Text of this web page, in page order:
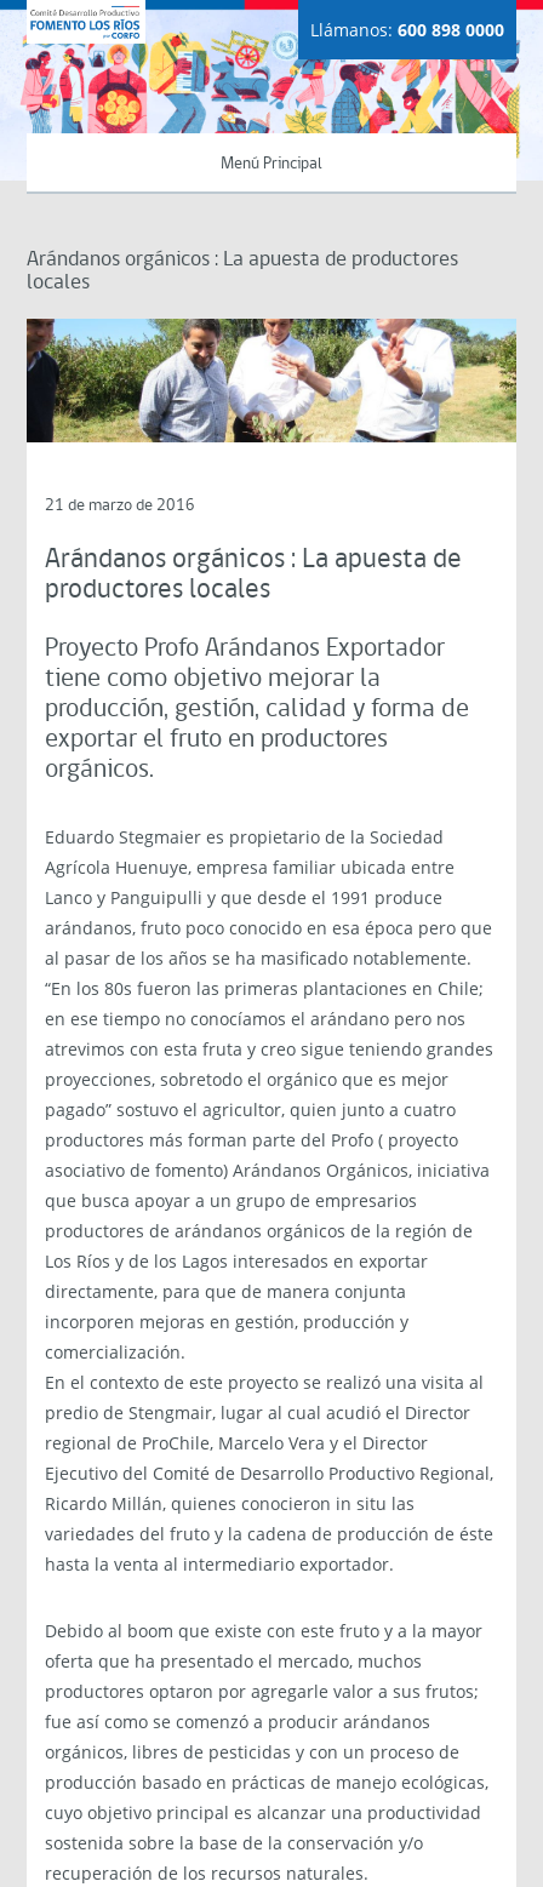
Llámanos: 600 898 0000
Menú Principal
Arándanos orgánicos : La apuesta de productores
locales
21 de marzo de 2016
Arándanos orgánicos : La apuesta de
productores locales
Proyecto Profo Arándanos Exportador
tiene como objetivo mejorar la
producción, gestión, calidad y forma de
exportar el fruto en productores
orgánicos.
Eduardo Stegmaier es propietario de la Sociedad
Agrícola Huenuye, empresa familiar ubicada entre
Lanco y Panguipulli y que desde el 1991 produce
arándanos, fruto poco conocido en esa época pero que
al pasar de los años se ha masificado notablemente.
“En los 80s fueron las primeras plantaciones en Chile;
en ese tiempo no conocíamos el arándano pero nos
atrevimos con esta fruta y creo sigue teniendo grandes
proyecciones, sobretodo el orgánico que es mejor
pagado” sostuvo el agricultor, quien junto a cuatro
productores más forman parte del Profo ( proyecto
asociativo de fomento) Arándanos Orgánicos, iniciativa
que busca apoyar a un grupo de empresarios
productores de arándanos orgánicos de la región de
Los Ríos y de los Lagos interesados en exportar
directamente, para que de manera conjunta
incorporen mejoras en gestión, producción y
comercialización.
En el contexto de este proyecto se realizó una visita al
predio de Stengmair, lugar al cual acudió el Director
regional de ProChile, Marcelo Vera y el Director
Ejecutivo del Comité de Desarrollo Productivo Regional,
Ricardo Millán, quienes conocieron in situ las
variedades del fruto y la cadena de producción de éste
hasta la venta al intermediario exportador.
Debido al boom que existe con este fruto y a la mayor
oferta que ha presentado el mercado, muchos
productores optaron por agregarle valor a sus frutos;
fue así como se comenzó a producir arándanos
orgánicos, libres de pesticidas y con un proceso de
producción basado en prácticas de manejo ecológicas,
cuyo objetivo principal es alcanzar una productividad
sostenida sobre la base de la conservación y/o
recuperación de los recursos naturales.